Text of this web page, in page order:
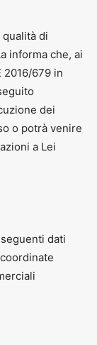
qualità di
informa che, ai
2016/679 in
dei
o potrà venire
a Lei
dati